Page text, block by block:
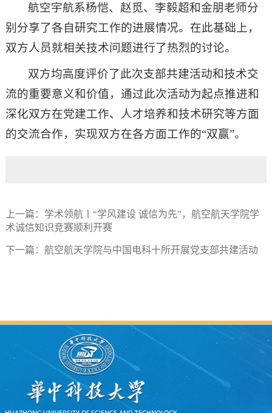
航空宇航系杨恺、赵觅、李毅超和金朋老师分
别分享了各自研究工作的进展情况。在此基础上，
双方人员就相关技术问题进行了热烈的讨论。
双方均高度评价了此次支部共建活动和技术交
流的重要意义和价值，通过此次活动为起点推进和
深化双方在党建工作、人才培养和技术研究等方面
的交流合作，实现双方在各方面工作的“双赢”。
上一篇： 学术领航丨“学风建设 诚信为先”，航空航天学院学
术诚信知识竞赛顺利开赛
下一篇： 航空航天学院与中国电科十所开展党支部共建活动